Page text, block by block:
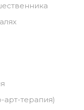
арт-терапия)